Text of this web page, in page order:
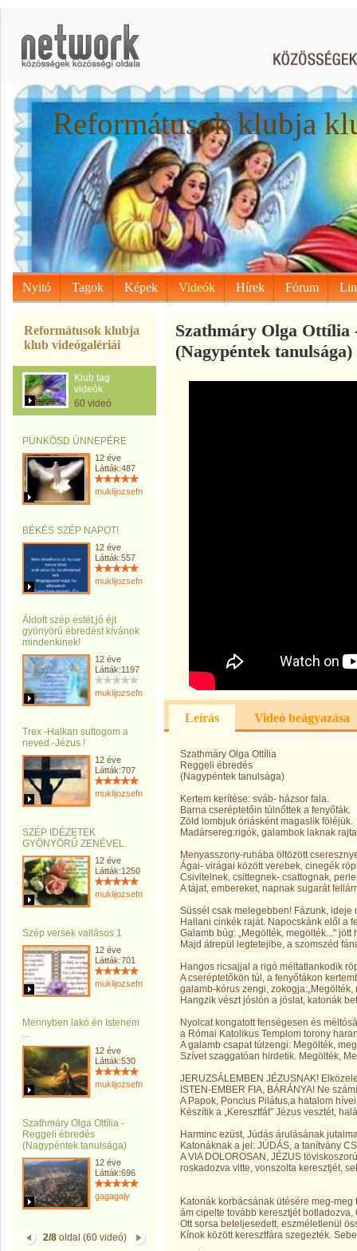
Reformátusok klubja
Nyitó Tagok Képek Videók Hírek Fórum
Reformátusok klubja
klub videógalériái
Klub tag
videók
60 videó
PÜNKÖSD ÜNNEPÉRE
12 éve
Látták:487
muklijozsefnemargit
BÉKÉS SZÉP NAPOT!
12 éve
Látták:557
muklijozsefnemargit
Áldott szép estét,jó éjt
gyönyörű ébredést kívánok
mindenkinek!
12 éve
Látták:1197
muklijozsefnemargit
Trex -Halkan suttogom a
neved -Jézus !
12 éve
Látták:707
muklijozsefnemargit
SZÉP IDÉZETEK
GYÖNYÖRŰ ZENÉVEL.
12 éve
Látták:1250
muklijozsefnemargit
Szép versek vallásos 1
12 éve
Látták:701
muklijozsefnemargit
Mennyben lakó én Istenem
...
12 éve
Látták:530
muklijozsefnemargit
Szathmáry Olga Ottília -
Reggeli ébredés
(Nagypéntek tanulsága)
12 éve
Látták:696
gagagaly
2/8oldal (60 videó)
Szathmáry Olga Ottília
(Nagypéntek tanulsága)
Leírás Videó beágyazása
Szathmáry Olga Ottília
Reggeli ébredés
(Nagypéntek tanulsága)
Kertem kerítése: sváb- házsor fala.
Barna cseréptetőin túlnőttek a fenyőfák.
Zöld lombjuk óriásként magaslik föléjük.
Madársereg:rigók, galambok laknak
Menyasszony-ruhába öltözött
Ágai- virágai között verebek, cinegék
Csivitelnek, csittegnek- csattognak,
A tájat, embereket, napnak sugarát
Süssél csak melegebben! Fázunk, ideje
Hallani cinkék raját. Napocskánk elől a
Galamb búg: „Megölték, megölték..." jött
Majd átrepül legtetejibe, a szomszéd
Hangos ricsajjal a rigó méltatlankodik
A cseréptetőkön túl, a fenyőfákon
galamb-kórus zengi, zokogja:„Megölték,
Hangzik vészt jóslón a jóslat, katonák
Nyolcat kongatott fenségesen és
a Római Katolikus Templom torony
A galamb csapat túlzengi: Megölték,
Szívet szaggatóan hirdetik. Megölték,
JERUZSÁLEMBEN JÉZUSNAK!
ISTEN-EMBER FIA, BÁRÁNYA! Ne
A Papok, Poncius Pilátus,a hatalom
Készítik a „Keresztfát" Jézus vesztét,
Harminc ezüst, Júdás árulásának
Katonáknak a jel: JÚDÁS, a tanítvány
A VIA DOLOROSAN, JÉZUS
roskadozva vitte, vonszolta keresztjét,
Katonák korbácsának ütésére meg-meg
ám cipelte tovább keresztjét botladozva,
Ott sorsa beteljesedett, eszméletlenül
Kínok között keresztfára szegezték.